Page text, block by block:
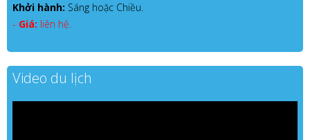
Khởi hành: Sáng hoặc Chiều.
- Giá: liên hệ.
Video du lịch